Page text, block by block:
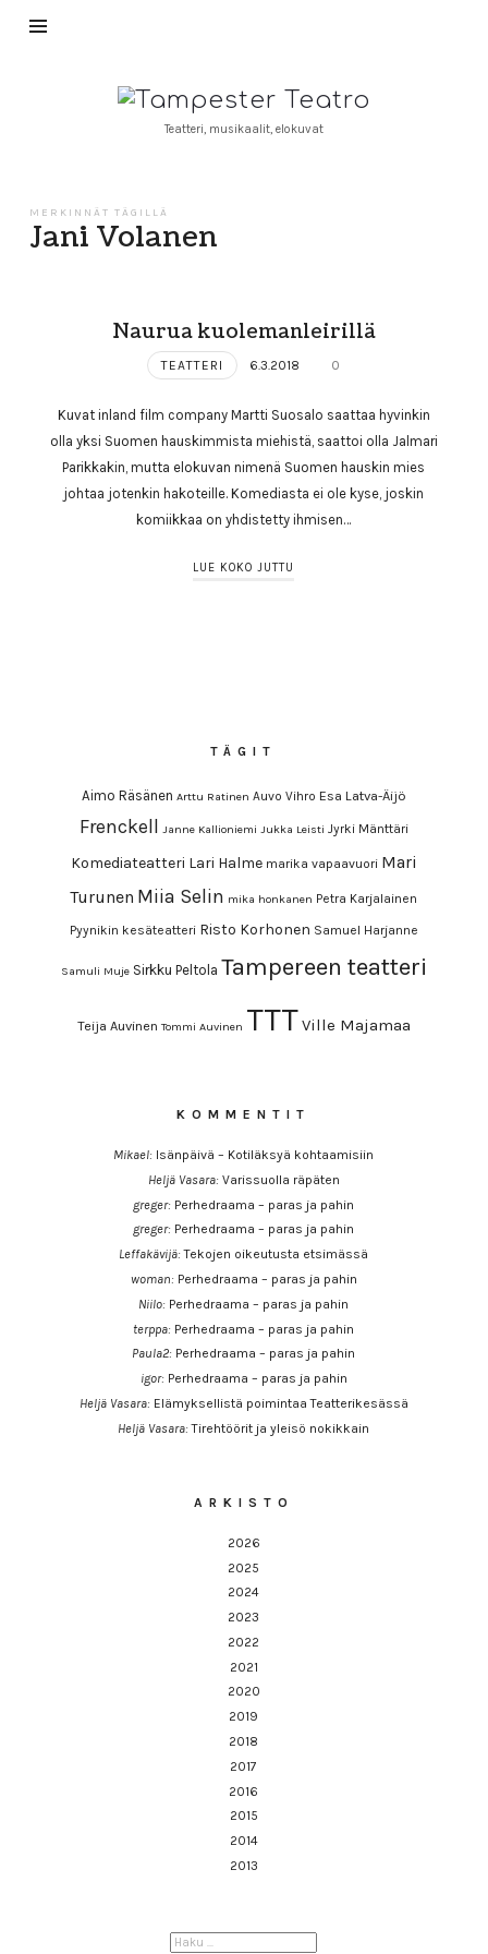
Tampester
TeatroTeatteri, musikaalit, elokuvat
MERKINNÄT TÄGILLÄ
Jani Volanen
Naurua kuolemanleirillä
TEATTERI 6.3.2018 0
Kuvat inland film company Martti Suosalo saattaa hyvinkin
olla yksi Suomen hauskimmista miehistä, saattoi olla Jalmari
Parikkakin, mutta elokuvan nimenä Suomen hauskin mies
johtaa jotenkin hakoteille. Komediasta ei ole kyse, joskin
komiikkaa on yhdistetty ihmisen…
LUE KOKO JUTTU
TÄGIT
Aimo Räsänen Arttu Ratinen Auvo Vihro Esa Latva-Äijö
Frenckell Janne Kallioniemi Jukka Leisti Jyrki Mänttäri
Komediateatteri Lari Halme marika vapaavuori Mari
Turunen Miia Selin mika honkanen Petra Karjalainen
Pyynikin kesäteatteri Risto Korhonen Samuel Harjanne
Samuli Muje Sirkku Peltola Tampereen teatteri
Teija Auvinen Tommi Auvinen TTTVille Majamaa
KOMMENTIT
Mikael: Isänpäivä – Kotiläksyä kohtaamisiin
Heljä Vasara: Varissuolla räpäten
greger: Perhedraama – paras ja pahin
greger: Perhedraama – paras ja pahin
Leffakävijä:Tekojen oikeutusta etsimässä
woman: Perhedraama – paras ja pahin
Niilo: Perhedraama – paras ja pahin
terppa: Perhedraama – paras ja pahin
Paula2: Perhedraama – paras ja pahin
igor: Perhedraama – paras ja pahin
Heljä Vasara: Elämyksellistä poimintaa Teatterikesässä
Heljä Vasara:Tirehtöörit ja yleisö nokikkain
ARKISTO
2026
2025
2024
2023
2022
2021
2020
2019
2018
2017
2016
2015
2014
2013
HAKU: